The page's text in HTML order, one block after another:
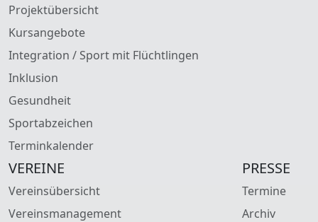
Projektübersicht
Kursangebote
Integration / Sport mit Flüchtlingen
Inklusion
Gesundheit
Sportabzeichen
Terminkalender
VEREINE
Vereinsübersicht
Vereinsmanagement
PRESSE
Termine
Archiv